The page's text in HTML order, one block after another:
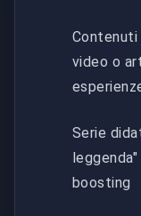
Contenuti
video o
Serie
boosting